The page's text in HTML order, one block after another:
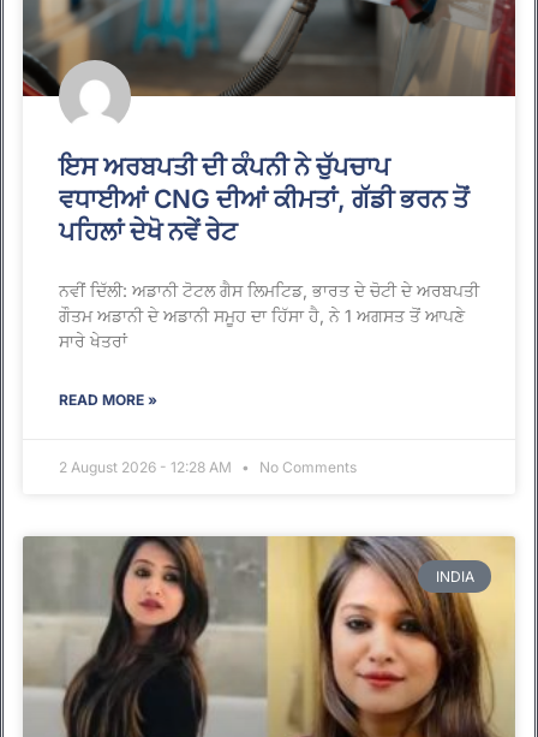
ਇਸ ਅਰਬਪਤੀ ਦੀ ਕੰਪਨੀ ਨੇ ਚੁੱਪਚਾਪ
ਵਧਾਈਆਂ CNG ਦੀਆਂ ਕੀਮਤਾਂ, ਗੱਡੀ ਭਰਨ ਤੋਂ
ਪਹਿਲਾਂ ਦੇਖੋ ਨਵੇਂ ਰੇਟ
ਨਵੀਂ ਦਿੱਲੀ: ਅਡਾਨੀ ਟੋਟਲ ਗੈਸ ਲਿਮਟਿਡ, ਭਾਰਤ ਦੇ ਚੋਟੀ ਦੇ ਅਰਬਪਤੀ
ਗੌਤਮ ਅਡਾਨੀ ਦੇ ਅਡਾਨੀ ਸਮੂਹ ਦਾ ਹਿੱਸਾ ਹੈ, ਨੇ 1 ਅਗਸਤ ਤੋਂ ਆਪਣੇ
ਸਾਰੇ ਖੇਤਰਾਂ
READ MORE »
2 August 2026 - 12:28 AM No Comments
INDIA